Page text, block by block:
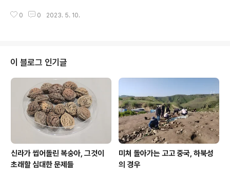
th single "TAP" released in November last year.
s. The album will be released at 6 p.m. (KST) on
24th.
0 0 2023. 5. 10.
이 블로그 인기글
신라가 씹어돌린 복숭아, 그것이
초래할 심대한 문제들
미쳐 돌아가는 고고 중국, 하북성
의 경우